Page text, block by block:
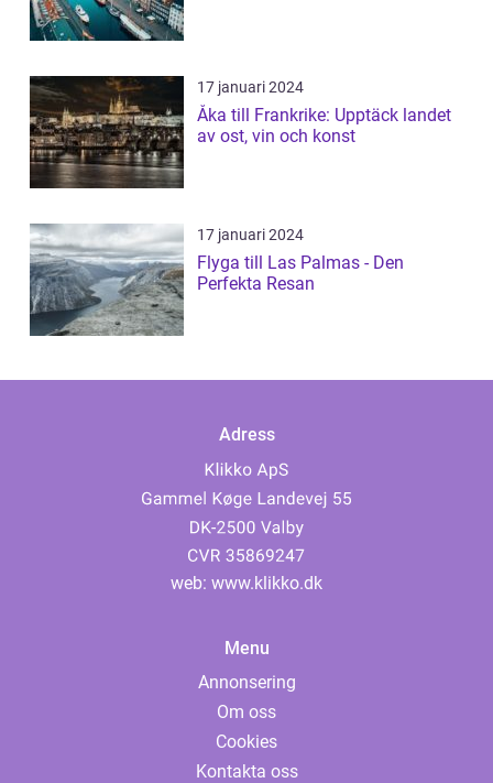
17 januari 2024
Åka till Frankrike: Upptäck landet
av ost, vin och konst
17 januari 2024
Flyga till Las Palmas - Den
Perfekta Resan
Adress
web: www.klikko.dk
Menu
Annonsering
Om oss
Cookies
Kontakta oss